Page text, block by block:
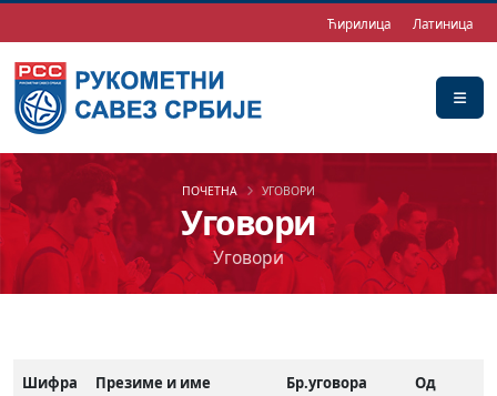
Ћирилица Латиница
Уговори
Уговори
ПОЧЕТНА УГОВОРИ
Шифра
Презиме и име Бр.уговора Од